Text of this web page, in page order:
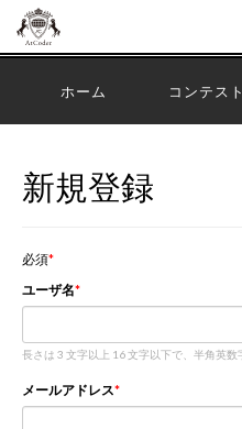
ホーム コンテス
新規登録
必須
ユーザ名
長さは 3 文字以上 16 文字以下で、半角英数
メールアドレス